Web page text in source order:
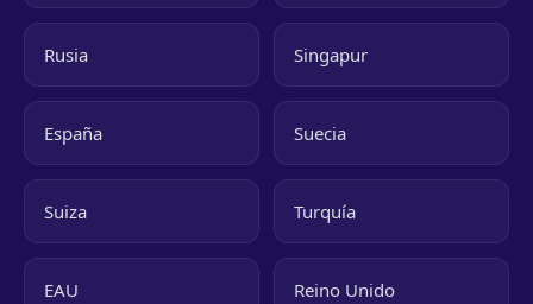
Rusia Singapur
España Suecia
Suiza Turquía
EAU Reino Unido